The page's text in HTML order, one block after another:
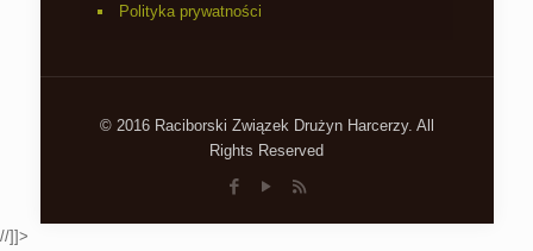
Polityka prywatności
© 2016 Raciborski Związek Drużyn Harcerzy. All
Rights Reserved
//]]>